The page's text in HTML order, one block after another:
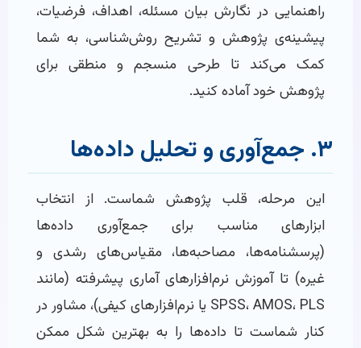
راهنمایی در نگارش بیان مسئله، اهداف، فرضیات،
پیشینه‌ی پژوهش و تشریح روش‌شناسی، به شما
کمک می‌کند تا طرحی منسجم و منطقی برای
پژوهش خود آماده کنید.
۳. جمع‌آوری و تحلیل داده‌ها
این مرحله، قلب پژوهش شماست. از انتخاب
ابزارهای مناسب برای جمع‌آوری داده‌ها
(پرسشنامه‌ها، مصاحبه‌ها، مقیاس‌های رشدی و
غیره) تا آموزش نرم‌افزارهای آماری پیشرفته (مانند
SPSS، AMOS، PLS یا نرم‌افزارهای کیفی)، مشاور در
کنار شماست تا داده‌ها را به بهترین شکل ممکن